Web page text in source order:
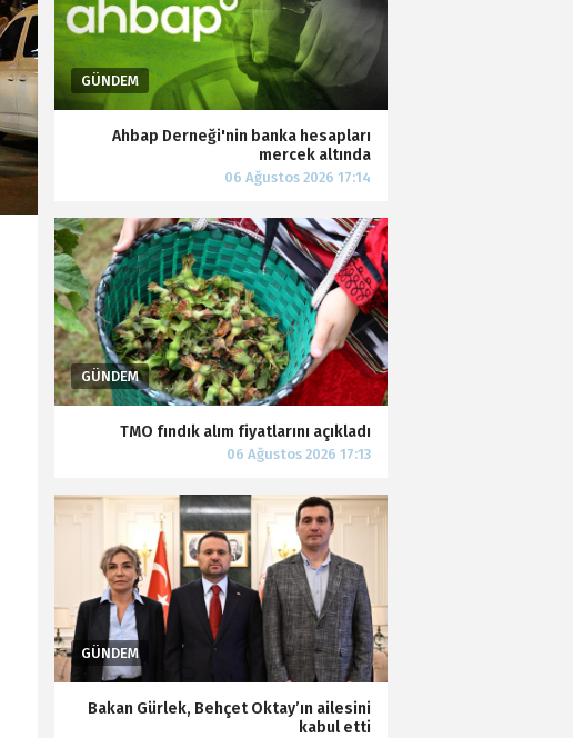
Ahbap Derneği'nin banka hesapları
mercek altında
TMO fındık alım fiyatlarını açıkladı
Bakan Gürlek, Behçet Oktay’ın ailesini
kabul etti